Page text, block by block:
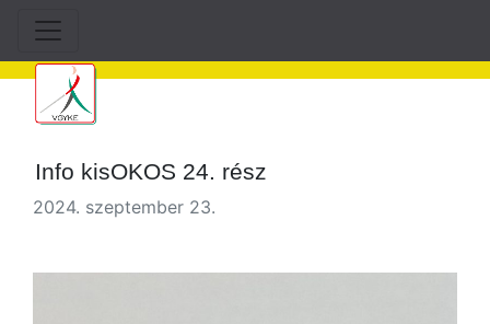
Info kisOKOS 24. rész
2024. szeptember 23.